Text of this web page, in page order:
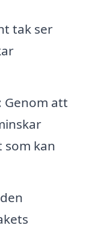
tak ser
Genom att
som kan